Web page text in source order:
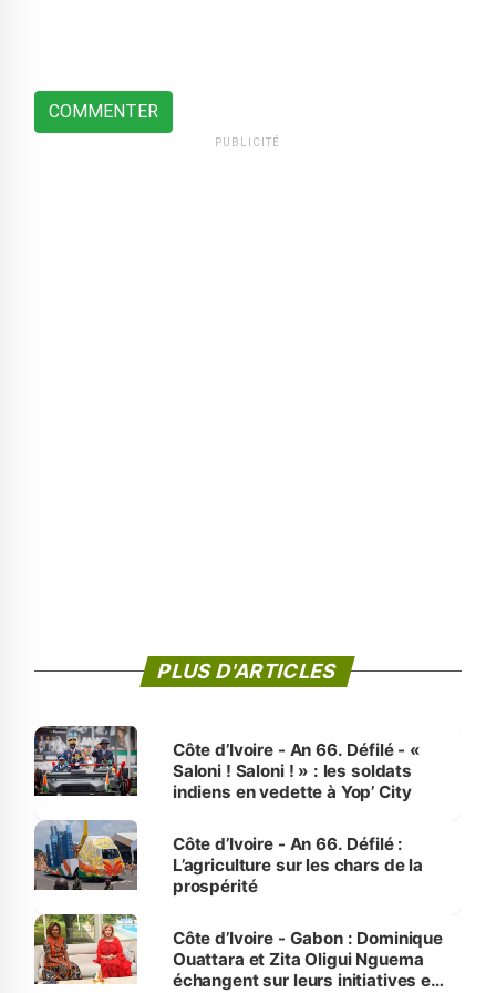
COMMENTER
PUBLICITÉ
PLUS D'ARTICLES
Côte d’Ivoire - An 66. Défilé - «
Saloni ! Saloni ! » : les soldats
indiens en vedette à Yop’ City
Côte d’Ivoire - An 66. Défilé :
L’agriculture sur les chars de la
prospérité
Côte d’Ivoire - Gabon : Dominique
Ouattara et Zita Oligui Nguema
échangent sur leurs initiatives en